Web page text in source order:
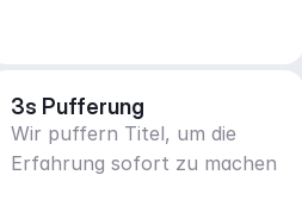
3s Pufferung
Wir puffern Titel, um die
Erfahrung sofort zu machen